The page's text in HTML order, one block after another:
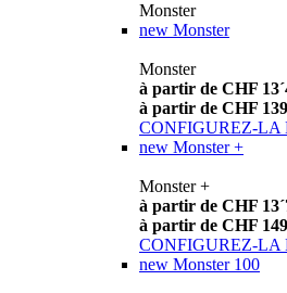
Monster
new Monster
Monster
à partir de CHF
à partir de CHF
CONFIGUREZ-LA
new Monster +
Monster +
à partir de CHF
à partir de CHF
CONFIGUREZ-LA
new Monster 100